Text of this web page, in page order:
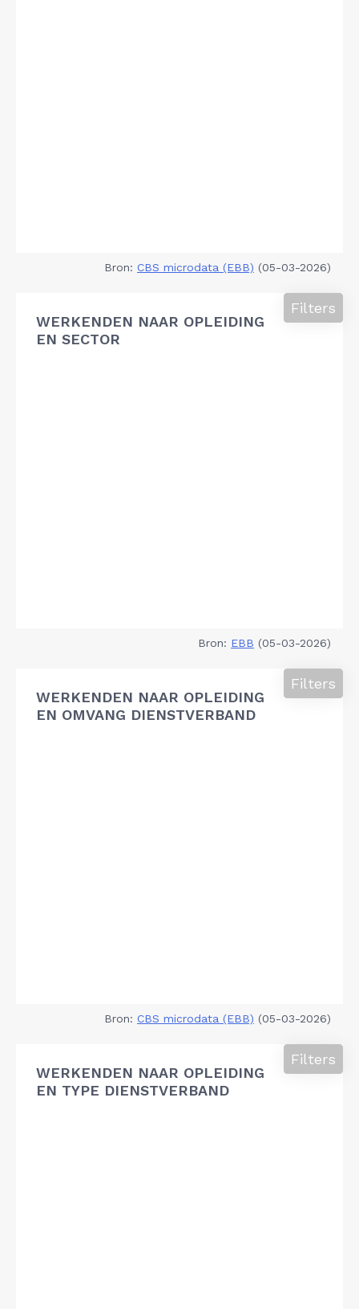
Bron: CBS microdata (EBB) (05-03-2026)
WERKENDEN NAAR OPLEIDING
EN SECTOR
Filters
Bron: EBB (05-03-2026)
WERKENDEN NAAR OPLEIDING
EN OMVANG DIENSTVERBAND
Filters
Bron: CBS microdata (EBB) (05-03-2026)
WERKENDEN NAAR OPLEIDING
EN TYPE DIENSTVERBAND
Filters